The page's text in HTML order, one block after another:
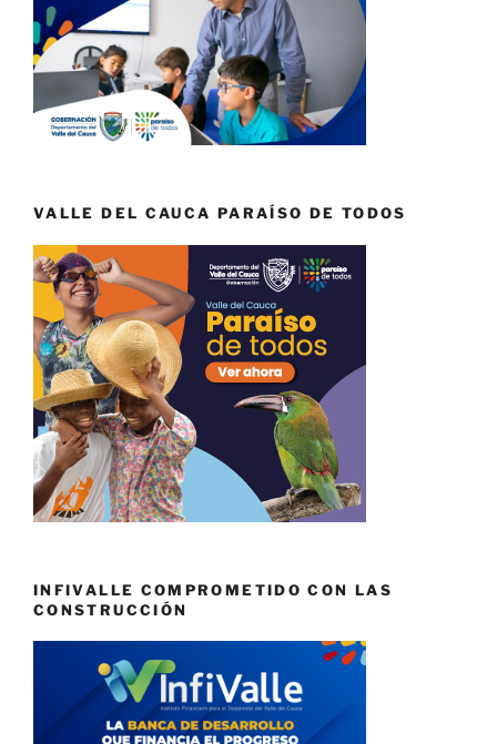
VALLE DEL CAUCA PARAÍSO DE TODOS
INFIVALLE COMPROMETIDO CON LAS
CONSTRUCCIÓN